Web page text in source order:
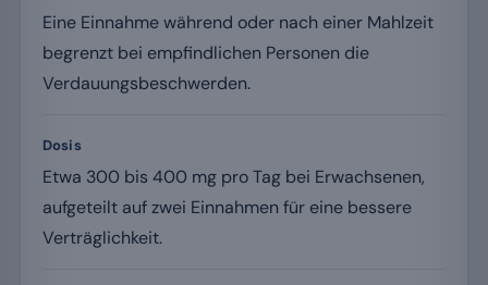
Eine Einnahme während oder nach einer Mahlzeit
begrenzt bei empfindlichen Personen die
Verdauungsbeschwerden.
Dosis
Etwa 300 bis 400 mg pro Tag bei Erwachsenen,
aufgeteilt auf zwei Einnahmen für eine bessere
Verträglichkeit.